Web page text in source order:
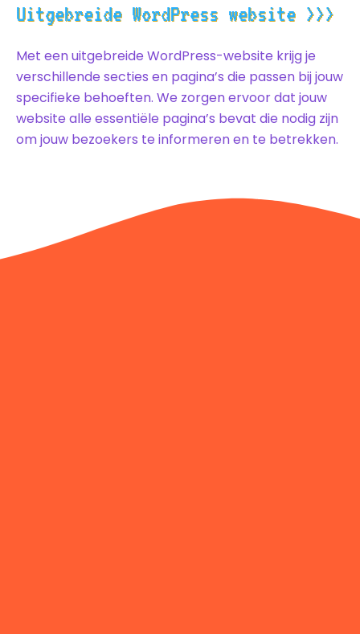
g
e
Uitgebreide WordPress website >>>
Met een uitgebreide WordPress-website krijg je
verschillende secties en pagina’s die passen bij jouw
specifieke behoeften. We zorgen ervoor dat jouw
website alle essentiële pagina’s bevat die nodig zijn
om jouw bezoekers te informeren en te betrekken.